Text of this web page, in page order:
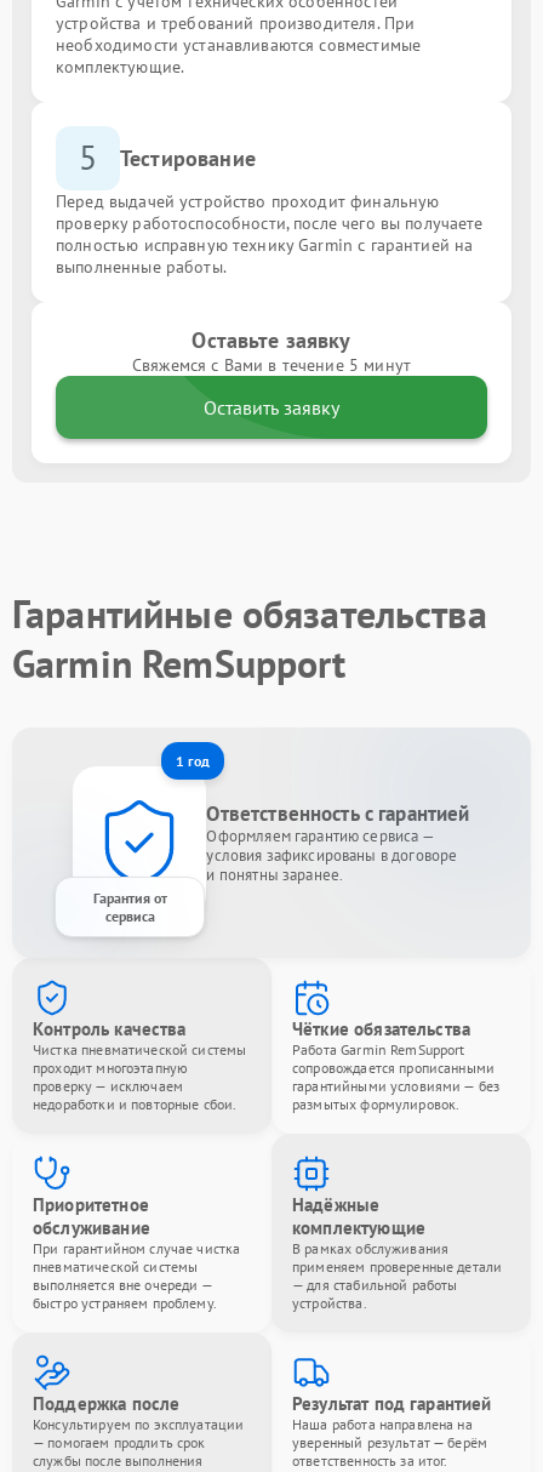
устройства и требований производителя. При
необходимости устанавливаются совместимые
комплектующие.
5 Тестирование
Перед выдачей устройство проходит финальную
проверку работоспособности, после чего вы получаете
полностью исправную технику Garmin с гарантией на
выполненные работы.
Оставьте заявку
Свяжемся с Вами в течение 5 минут
Оставить заявку
Гарантийные обязательства
Garmin RemSupport
1 год
Гарантия от
сервиса
Ответственность с гарантией
Оформляем гарантию сервиса —
условия зафиксированы в договоре
и понятны заранее.
Контроль качества
Чистка пневматической системы
проходит многоэтапную
проверку — исключаем
недоработки и повторные сбои.
Чёткие обязательства
Работа Garmin RemSupport
сопровождается прописанными
гарантийными условиями — без
размытых формулировок.
Приоритетное
обслуживание
При гарантийном случае чистка
пневматической системы
выполняется вне очереди —
быстро устраняем проблему.
Надёжные
комплектующие
В рамках обслуживания
применяем проверенные детали
— для стабильной работы
устройства.
Поддержка после
Консультируем по эксплуатации
— помогаем продлить срок
службы после выполнения
Результат под гарантией
Наша работа направлена на
уверенный результат — берём
ответственность за итог.